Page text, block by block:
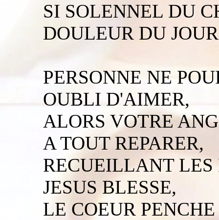
SI SOLENNEL DU
DOULEUR DU
PERSONNE NE
OUBLI D'AIMER,
ALORS VOTRE
A TOUT REPARER,
RECUEILLANT
JESUS BLESSE,
LE COEUR